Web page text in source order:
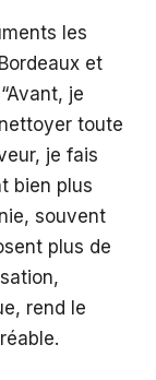
les
et
je
toute
je fais
bien plus
souvent
plus de
rend le